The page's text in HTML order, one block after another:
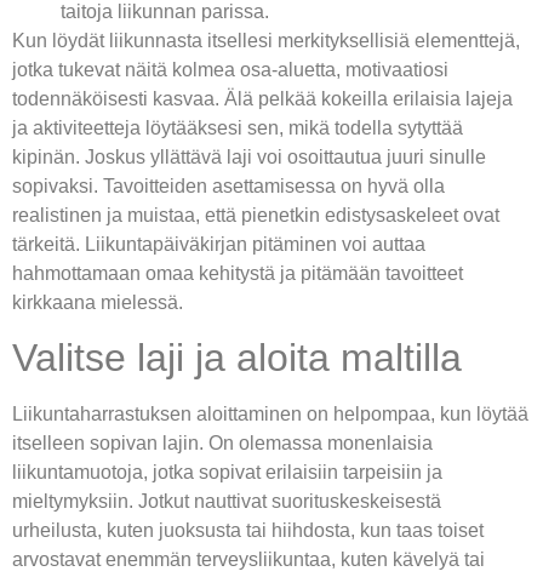
taitoja liikunnan parissa.
Kun löydät liikunnasta itsellesi merkityksellisiä elementtejä,
jotka tukevat näitä kolmea osa-aluetta, motivaatiosi
todennäköisesti kasvaa. Älä pelkää kokeilla erilaisia lajeja
ja aktiviteetteja löytääksesi sen, mikä todella sytyttää
kipinän. Joskus yllättävä laji voi osoittautua juuri sinulle
sopivaksi. Tavoitteiden asettamisessa on hyvä olla
realistinen ja muistaa, että pienetkin edistysaskeleet ovat
tärkeitä. Liikuntapäiväkirjan pitäminen voi auttaa
hahmottamaan omaa kehitystä ja pitämään tavoitteet
kirkkaana mielessä.
Valitse laji ja aloita maltilla
Liikuntaharrastuksen aloittaminen on helpompaa, kun löytää
itselleen sopivan lajin. On olemassa monenlaisia
liikuntamuotoja, jotka sopivat erilaisiin tarpeisiin ja
mieltymyksiin. Jotkut nauttivat suorituskeskeisestä
urheilusta, kuten juoksusta tai hiihdosta, kun taas toiset
arvostavat enemmän terveysliikuntaa, kuten kävelyä tai